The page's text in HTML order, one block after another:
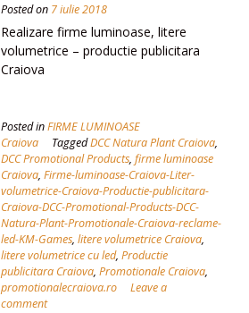
Posted on 7 iulie 2018
Realizare firme luminoase, litere
volumetrice – productie publicitara
Craiova
Posted inFIRME LUMINOASE
Craiova
TaggedDCC Natura Plant Craiova,
DCC Promotional Products, firme luminoase
Craiova, Firme-luminoase-Craiova-Liter-
volumetrice-Craiova-Productie-publicitara-
Craiova-DCC-Promotional-Products-DCC-
Natura-Plant-Promotionale-Craiova-reclame-
led-KM-Games, litere volumetrice Craiova,
litere volumetrice cu led, Productie
publicitara Craiova, Promotionale Craiova,
promotionalecraiova.ro
Leave a
comment